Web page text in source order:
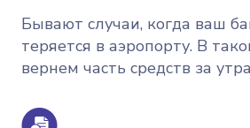
Бывают случаи, когда ваш
теряется в аэропорту. В
вернем часть средств за